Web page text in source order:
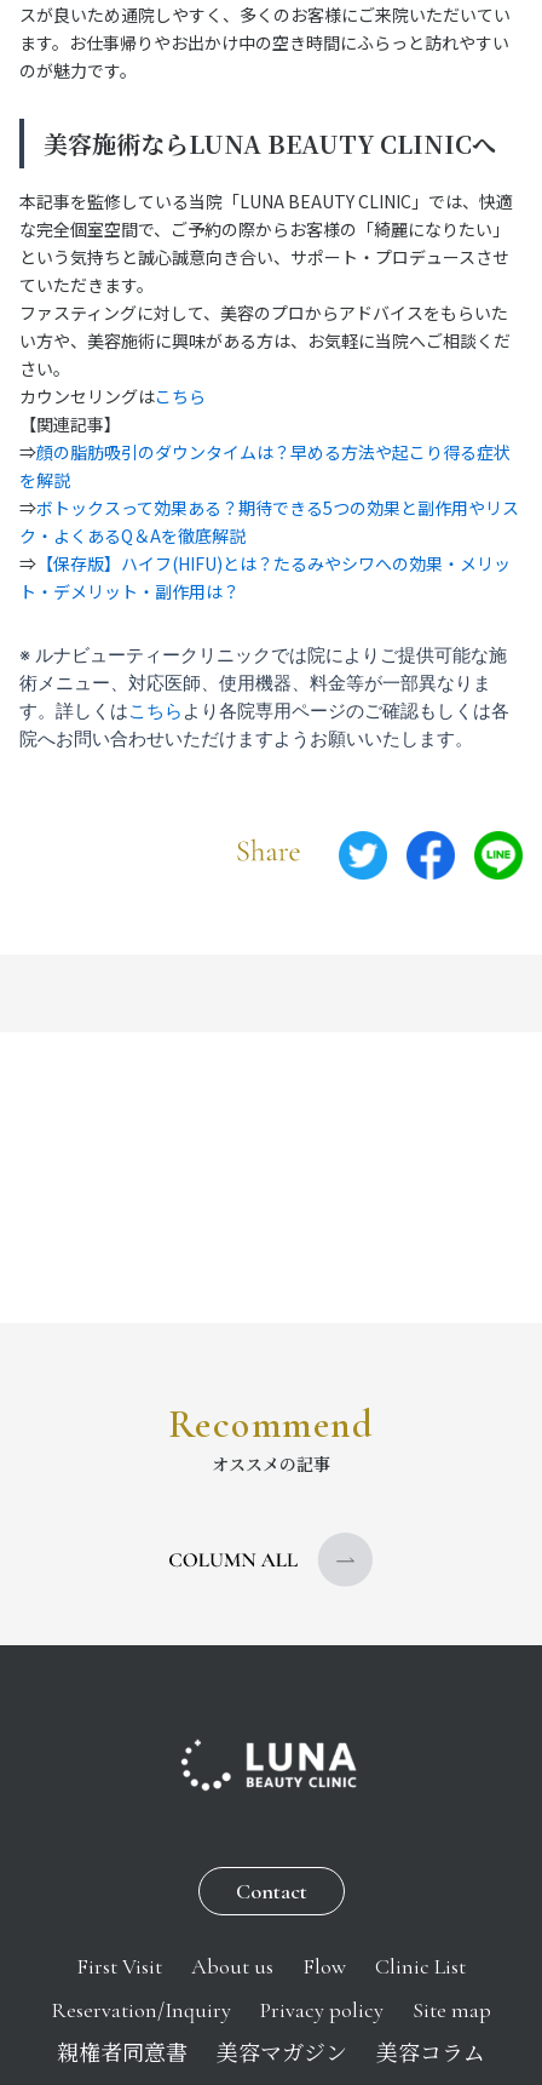
スが良いため通院しやすく、多くのお客様にご来院いただいてい
ます。お仕事帰りやお出かけ中の空き時間にふらっと訪れやすい
のが魅力です。
美容施術ならLUNA BEAUTY CLINICへ
本記事を監修している当院「LUNA BEAUTY CLINIC」では、快適
な完全個室空間で、ご予約の際からお客様の「綺麗になりたい」
という気持ちと誠心誠意向き合い、サポート・プロデュースさせ
ていただきます。
ファスティングに対して、美容のプロからアドバイスをもらいた
い方や、美容施術に興味がある方は、お気軽に当院へご相談くだ
さい。
カウンセリングはこちら
【関連記事】
⇒顔の脂肪吸引のダウンタイムは？早める方法や起こり得る症状
を解説
⇒ボトックスって効果ある？期待できる5つの効果と副作用やリス
ク・よくあるQ＆Aを徹底解説
⇒ 【保存版】ハイフ(HIFU)とは？たるみやシワへの効果・メリッ
ト・デメリット・副作用は？
※ ルナビューティークリニックでは院によりご提供可能な施
術メニュー、対応医師、使用機器、料金等が一部異なりま
す。詳しくはこちら より各院専用ページのご確認もしくは各
院へお問い合わせいただけますようお願いいたします。
Recommend
オススメの記事
Contact
First Visit About us Flow
Clinic List
Reservation/Inquiry
Privacy policy
Site map
親権者同意書
美容マガジン 美容コラム